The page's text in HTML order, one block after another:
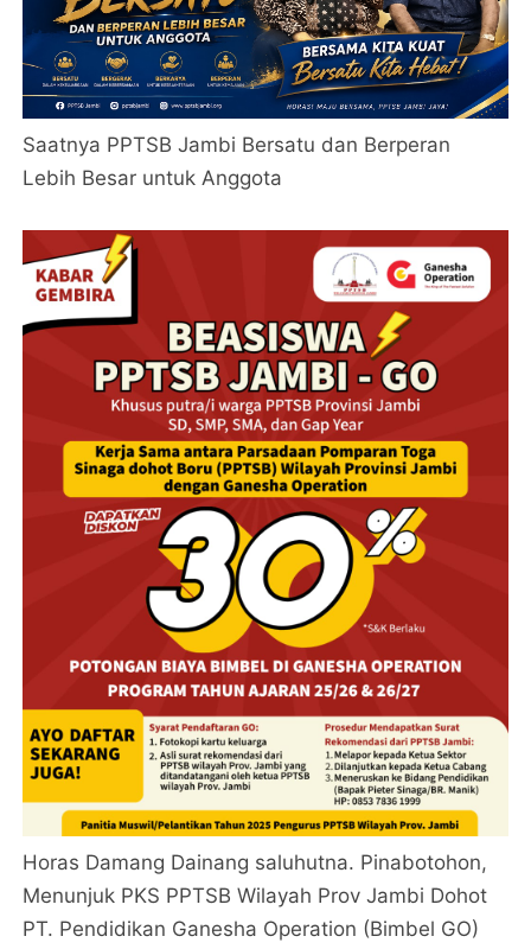
Saatnya PPTSB Jambi Bersatu dan Berperan
Lebih Besar untuk Anggota
Horas Damang Dainang saluhutna. Pinabotohon,
Menunjuk PKS PPTSB Wilayah Prov Jambi Dohot
PT. Pendidikan Ganesha Operation (Bimbel GO)